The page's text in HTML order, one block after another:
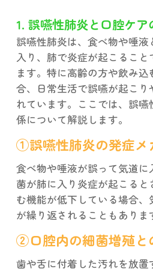
1. 誤嚥性肺炎と口腔ケア
誤嚥性肺炎は、食べ物や唾
入り、肺で炎症が起こるこ
ます。特に高齢の方や飲み
合、日常生活で誤嚥が起こり
れています。ここでは、誤
係について解説します。
①誤嚥性肺炎の発症メ
食べ物や唾液が誤って気道
菌が肺に入り炎症が起こる
む機能が低下している場合
が繰り返されることもありま
②口腔内の細菌増殖と
歯や舌に付着した汚れを放